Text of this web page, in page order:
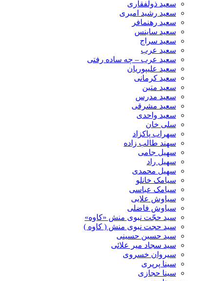
سعید ذولفقاری
سعید رشید امیری
سعید رهنمافر
سعید ساینس
سعید سراج
سعید عرب
سعید عرب – چه ساده رفتی
سعید علیپوریان
سعید کرمانی
سعید متین
سعید مدرس
سعید مشرقی
سعید واحدی
سلی خان
سهراب پاکزاد
سهند طالب زاده
سهیل جامی
سهیل راد
سهیل محمدی
سیامک خانلو
سیامک عباسی
سیاوش علایی
سیاوش فاضلی
سید حجّت نبوی منش «کاوه»
سید حجت نبوی منش ( کاوه )
سید حسین حسینى
سید سجاد میر علائی
سیروان خسروی
سینا پرپری
سینا حجازی